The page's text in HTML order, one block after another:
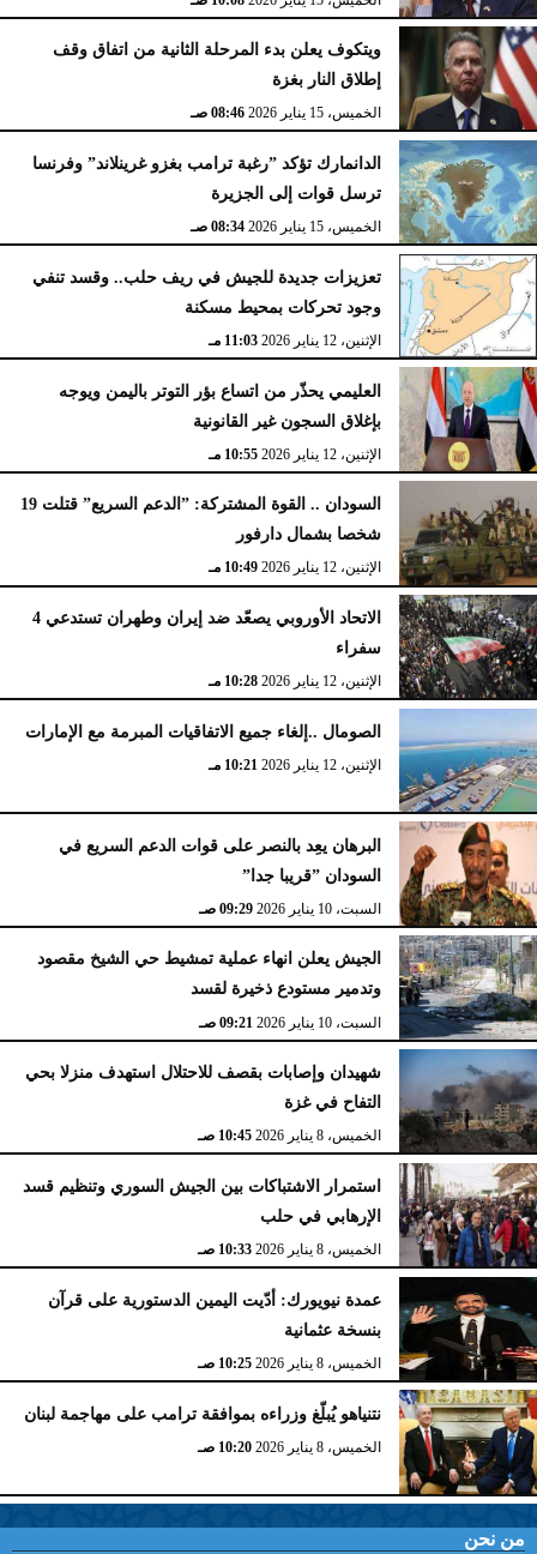
ويتكوف يعلن بدء المرحلة الثانية من اتفاق وقف
إطلاق النار بغزة
الخميس، 15 يناير 2026 08:46 صـ
الدانمارك تؤكد ”رغبة ترامب بغزو غرينلاند” وفرنسا
ترسل قوات إلى الجزيرة
الخميس، 15 يناير 2026 08:34 صـ
تعزيزات جديدة للجيش في ريف حلب.. وقسد تنفي
وجود تحركات بمحيط مسكنة
الإثنين، 12 يناير 2026 11:03 مـ
العليمي يحذّر من اتساع بؤر التوتر باليمن ويوجه
بإغلاق السجون غير القانونية
الإثنين، 12 يناير 2026 10:55 مـ
السودان .. القوة المشتركة: ”الدعم السريع” قتلت 19
شخصا بشمال دارفور
الإثنين، 12 يناير 2026 10:49 مـ
الاتحاد الأوروبي يصعّد ضد إيران وطهران تستدعي 4
سفراء
الإثنين، 12 يناير 2026 10:28 مـ
الصومال ..إلغاء جميع الاتفاقيات المبرمة مع الإمارات
الإثنين، 12 يناير 2026 10:21 مـ
البرهان يعِد بالنصر على قوات الدعم السريع في
السودان ”قريبا جدا”
السبت، 10 يناير 2026 09:29 صـ
الجيش يعلن انهاء عملية تمشيط حي الشيخ مقصود
وتدمير مستودع ذخيرة لقسد
السبت، 10 يناير 2026 09:21 صـ
شهيدان وإصابات بقصف للاحتلال استهدف منزلا بحي
التفاح في غزة
الخميس، 8 يناير 2026 10:45 صـ
استمرار الاشتباكات بين الجيش السوري وتنظيم قسد
الإرهابي في حلب
الخميس، 8 يناير 2026 10:33 صـ
عمدة نيويورك: أدّيت اليمين الدستورية على قرآن
بنسخة عثمانية
الخميس، 8 يناير 2026 10:25 صـ
نتنياهو يُبلّغ وزراءه بموافقة ترامب على مهاجمة لبنان
الخميس، 8 يناير 2026 10:20 صـ
من نحن